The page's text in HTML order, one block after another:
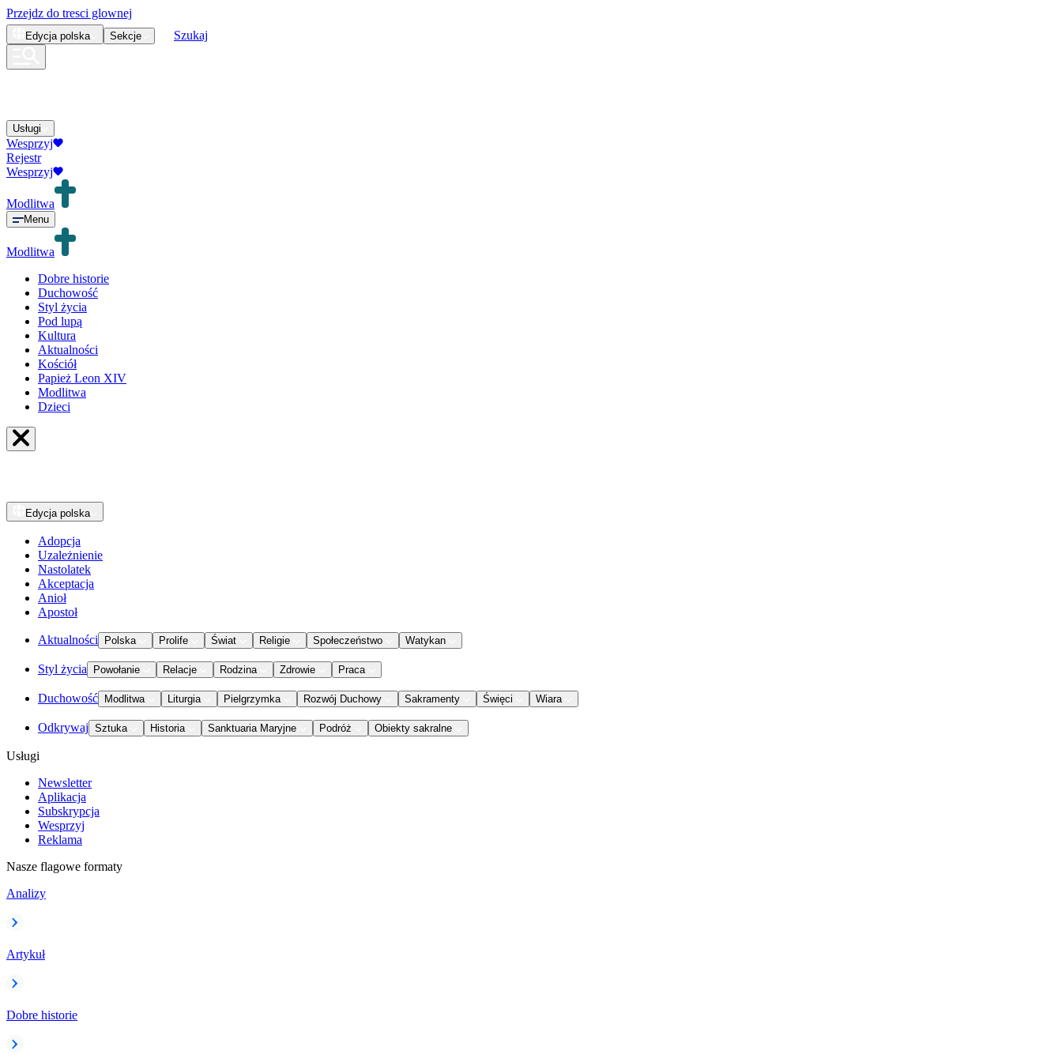
Przejdz do tresci glownej
Edycja polska Sekcje Szukaj
Usługi
Wesprzyj
Rejestr
Wesprzyj
Modlitwa
Menu
Modlitwa
Dobre historie
Duchowość
Styl życia
Pod lupą
Kultura
Aktualności
Kościół
Papież Leon XIV
Modlitwa
Dzieci
Edycja polska
Adopcja
Uzależnienie
Nastolatek
Akceptacja
Anioł
Apostoł
Aktualności Polska Prolife Świat Religie Społeczeństwo Watykan
Styl życia Powołanie Relacje Rodzina Zdrowie Praca
Duchowość Modlitwa Liturgia Pielgrzymka Rozwój Duchowy Sakramenty Święci Wiara
Odkrywaj Sztuka Historia Sanktuaria Maryjne Podróż Obiekty sakralne
Usługi
Newsletter
Aplikacja
Subskrypcja
Wesprzyj
Reklama
Nasze flagowe formaty
Analizy
Artykuł
Dobre historie